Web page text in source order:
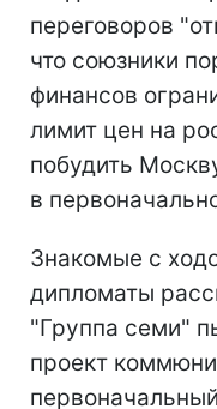
переговоров
что союзники
финансов
лимит цен на
побудить
в
Знакомые с
дипломаты
"Группа семи"
проект